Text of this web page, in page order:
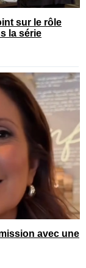
sur le rôle
la série
avec une